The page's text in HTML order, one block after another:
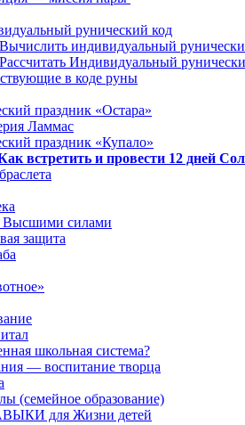
рунический код
Вычислить индивидуальный
Рассчитать Индивидуальный
в коде руны
праздник «Остара»
Ламмас
праздник «Купало»
встретить и провести 12 дней
Высшими силами
защита
школьная система?
— воспитание творца
(семейное образование)
для Жизни детей